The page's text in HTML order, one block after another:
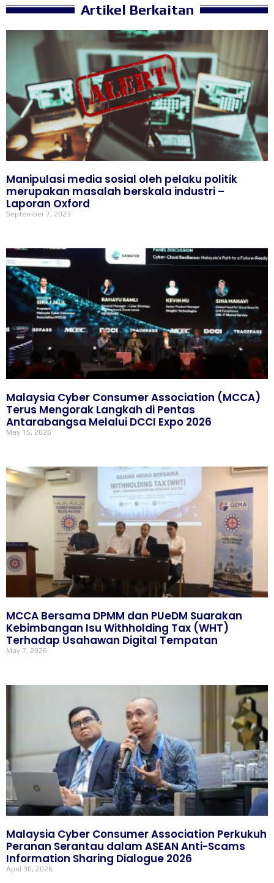
Artikel Berkaitan
Manipulasi media sosial oleh pelaku politik
merupakan masalah berskala industri –
Laporan Oxford
September 7, 2023
Malaysia Cyber Consumer Association (MCCA)
Terus Mengorak Langkah di Pentas
Antarabangsa Melalui DCCI Expo 2026
May 15, 2026
MCCA Bersama DPMM dan PUeDM Suarakan
Kebimbangan Isu Withholding Tax (WHT)
Terhadap Usahawan Digital Tempatan
May 7, 2026
Malaysia Cyber Consumer Association Perkukuh
Peranan Serantau dalam ASEAN Anti-Scams
Information Sharing Dialogue 2026
April 30, 2026